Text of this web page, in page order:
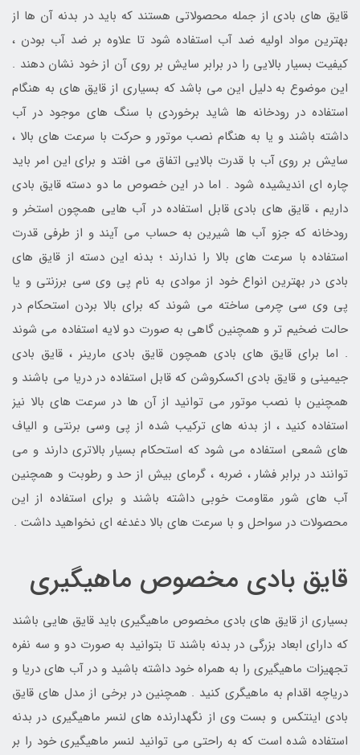
قایق های بادی از جمله محصولاتی هستند که باید در بدنه آن ها از
بهترین مواد اولیه ضد آب استفاده شود تا علاوه بر ضد آب بودن ،
کیفیت بسیار بالایی را در برابر سایش بر روی آن از خود نشان دهند .
این موضوع به دلیل این می باشد که بسیاری از قایق های به هنگام
استفاده در رودخانه ها شاید برخوردی با سنگ های موجود در آب
داشته باشند و یا به هنگام نصب موتور و حرکت با سرعت های بالا ،
سایش بر روی آب با قدرت بالایی اتفاق می افتد و برای این امر باید
چاره ای اندیشیده شود . اما در این خصوص ما دو دسته قایق بادی
داریم ، قایق های بادی قابل استفاده در آب هایی همچون استخر و
رودخانه که جزو آب ها شیرین به حساب می آیند و از طرفی قدرت
استفاده با سرعت های بالا را ندارند ؛ بدنه این دسته از قایق های
بادی در بهترین انواع خود از موادی به نام پی وی سی برزنتی و یا
پی وی سی چرمی ساخته می شوند که برای بالا بردن استحکام در
حالت ضخیم تر و همچنین گاهی به صورت دو لایه استفاده می شوند
. اما برای قایق های بادی همچون قایق بادی مارینر ، قایق بادی
جیمینی و قایق بادی اکسکروشن که قابل استفاده در دریا می باشند و
همچنین با نصب موتور می توانید از آن ها در سرعت های بالا نیز
استفاده کنید ، از بدنه های ترکیب شده از پی وسی برنتی و الیاف
های شمعی استفاده می شود که استحکام بسیار بالاتری دارند و می
توانند در برابر فشار ، ضربه ، گرمای بیش از حد و رطوبت و همچنین
آب های شور مقاومت خوبی داشته باشند و برای استفاده از این
محصولات در سواحل و با سرعت های بالا دغدغه ای نخواهید داشت .
قایق بادی مخصوص ماهیگیری
بسیاری از قایق های بادی مخصوص ماهیگیری باید قایق هایی باشند
که دارای ابعاد بزرگی در بدنه باشند تا بتوانید به صورت دو و سه نفره
تجهیزات ماهیگیری را به همراه خود داشته باشید و در آب های دریا و
دریاچه اقدام به ماهیگری کنید . همچنین در برخی از مدل های قایق
بادی اینتکس و بست وی از نگهدارنده های لنسر ماهیگیری در بدنه
استفاده شده است که به راحتی می توانید لنسر ماهیگیری خود را بر